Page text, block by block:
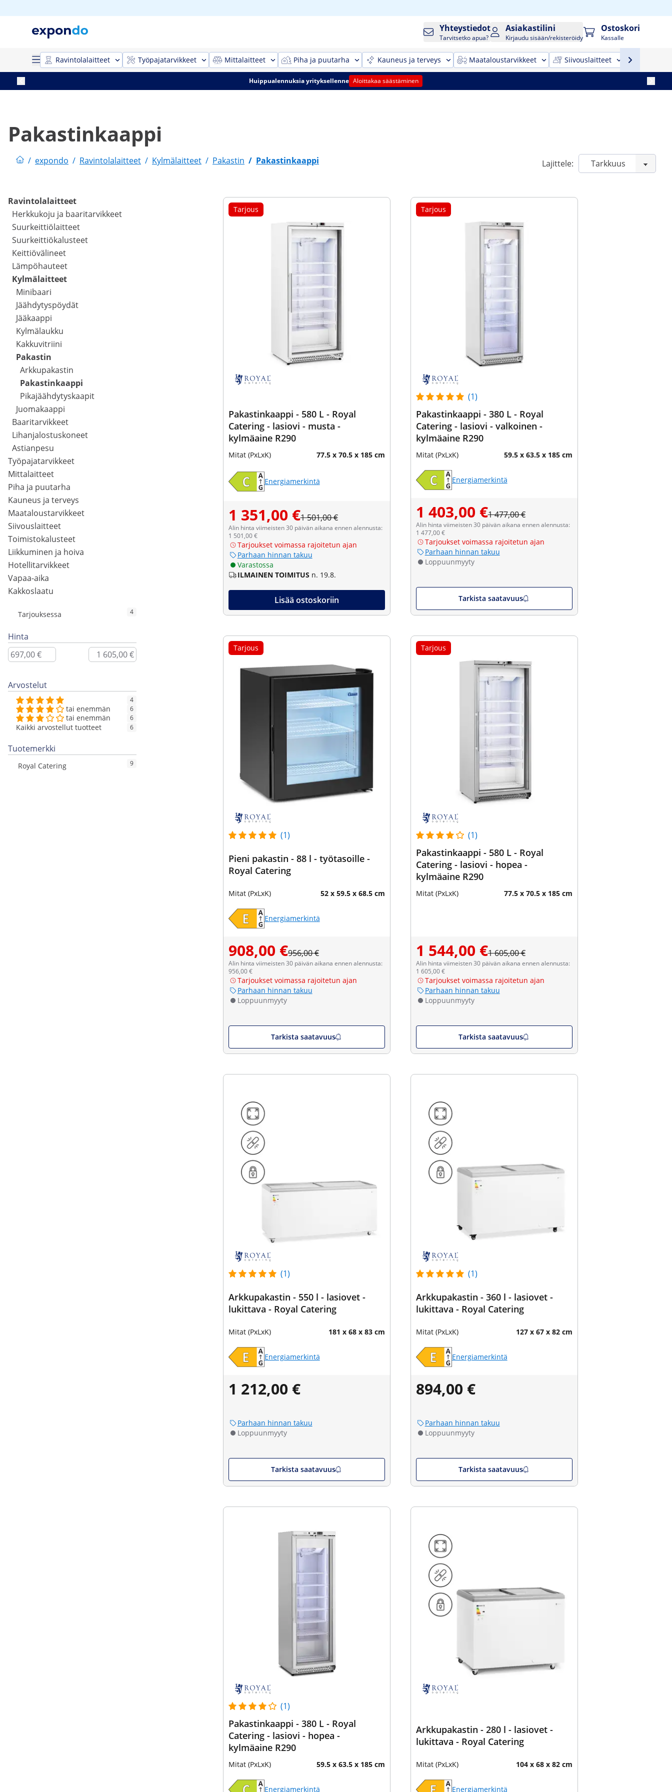
Yhteystiedot
Tarvitsetko apua?
Asiakastilini
Kirjaudu sisään/rekisteröidy
Ostoskori
Kassalle
Ravintolalaitteet Työpajatarvikkeet Mittalaitteet Piha ja puutarha Kauneus ja terveys Maataloustarvikkeet Siivouslaitteet
Huippualennuksia yrityksellenne Aloittakaa säästäminen
Pakastinkaappi
/ expondo / Ravintolalaitteet / Kylmälaitteet / Pakastin / Pakastinkaappi Lajittele:
Ravintolalaitteet
Herkkukoju ja baaritarvikkeet
Suurkeittiölaitteet
Suurkeittiökalusteet
Keittiövälineet
Lämpöhauteet
Kylmälaitteet
Minibaari
Jäähdytyspöydät
Jääkaappi
Kylmälaukku
Kakkuvitriini
Pakastin
Arkkupakastin
Pakastinkaappi
Pikajäähdytyskaapit
Juomakaappi
Baaritarvikkeet
Lihanjalostuskoneet
Astianpesu
Työpajatarvikkeet
Mittalaitteet
Piha ja puutarha
Kauneus ja terveys
Maataloustarvikkeet
Siivouslaitteet
Toimistokalusteet
Liikkuminen ja hoiva
Hotellitarvikkeet
Vapaa-aika
Kakkoslaatu
Tarjouksessa 4
Hinta
Arvostelut
4
tai enemmän 6
tai enemmän 6
Kaikki arvostellut tuotteet 6
Tuotemerkki
Royal Catering 9
Tarjous
Pakastinkaappi - 580 L - Royal
Catering - lasiovi - musta -
kylmäaine R290
Mitat (PxLxK) 77.5 x 70.5 x 185 cm
Energiamerkintä
1 351,00 €1 501,00 €
Alin hinta viimeisten 30 päivän aikana ennen alennusta:
1 501,00 €
Tarjoukset voimassa rajoitetun ajan
Parhaan hinnan takuu
Varastossa
ILMAINEN TOIMITUS n. 19.8.
Lisää ostoskoriin
Tarjous
(1)
Pakastinkaappi - 380 L - Royal
Catering - lasiovi - valkoinen -
kylmäaine R290
Mitat (PxLxK) 59.5 x 63.5 x 185 cm
Energiamerkintä
1 403,00 €1 477,00 €
Alin hinta viimeisten 30 päivän aikana ennen alennusta:
1 477,00 €
Tarjoukset voimassa rajoitetun ajan
Parhaan hinnan takuu
Loppuunmyyty
Tarkista saatavuus
Tarjous
(1)
Pieni pakastin - 88 l - työtasoille -
Royal Catering
Mitat (PxLxK) 52 x 59.5 x 68.5 cm
Energiamerkintä
908,00 €956,00 €
Alin hinta viimeisten 30 päivän aikana ennen alennusta:
956,00 €
Tarjoukset voimassa rajoitetun ajan
Parhaan hinnan takuu
Loppuunmyyty
Tarkista saatavuus
Tarjous
(1)
Pakastinkaappi - 580 L - Royal
Catering - lasiovi - hopea -
kylmäaine R290
Mitat (PxLxK) 77.5 x 70.5 x 185 cm
1 544,00 €1 605,00 €
Alin hinta viimeisten 30 päivän aikana ennen alennusta:
1 605,00 €
Tarjoukset voimassa rajoitetun ajan
Parhaan hinnan takuu
Loppuunmyyty
Tarkista saatavuus
(1)
Arkkupakastin - 550 l - lasiovet -
lukittava - Royal Catering
Mitat (PxLxK) 181 x 68 x 83 cm
Energiamerkintä
1 212,00 €
Parhaan hinnan takuu
Loppuunmyyty
Tarkista saatavuus
(1)
Arkkupakastin - 360 l - lasiovet -
lukittava - Royal Catering
Mitat (PxLxK) 127 x 67 x 82 cm
Energiamerkintä
894,00 €
Parhaan hinnan takuu
Loppuunmyyty
Tarkista saatavuus
(1)
Pakastinkaappi - 380 L - Royal
Catering - lasiovi - hopea -
kylmäaine R290
Mitat (PxLxK) 59.5 x 63.5 x 185 cm
Energiamerkintä
Arkkupakastin - 280 l - lasiovet -
lukittava - Royal Catering
Mitat (PxLxK) 104 x 68 x 82 cm
Energiamerkintä